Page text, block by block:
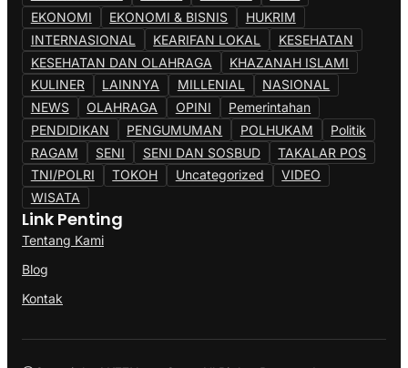
EKONOMI
EKONOMI & BISNIS
HUKRIM
INTERNASIONAL
KEARIFAN LOKAL
KESEHATAN
KESEHATAN DAN OLAHRAGA
KHAZANAH ISLAMI
KULINER
LAINNYA MILLENIAL
NASIONAL
NEWS
OLAHRAGA OPINI
Pemerintahan
PENDIDIKAN
PENGUMUMAN POLHUKAM
Politik
RAGAM
SENI SENI DAN SOSBUD
TAKALAR POS
TNI/POLRI
TOKOH Uncategorized
VIDEO
WISATA
Link Penting
Tentang Kami
Blog
Kontak